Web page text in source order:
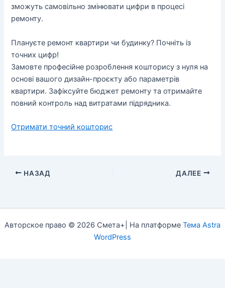
зможуть самовільно змінювати цифри в процесі
ремонту.
Плануєте ремонт квартири чи будинку? Почніть із
точних цифр!
Замовте професійне розроблення кошторису з нуля на
основі вашого дизайн-проєкту або параметрів
квартири. Зафіксуйте бюджет ремонту та отримайте
повний контроль над витратами підрядника.
Отримати точний кошторис
НАЗАД ДАЛЕЕ
Авторское право © 2026 Смета+| На платформе Тема Astra
WordPress